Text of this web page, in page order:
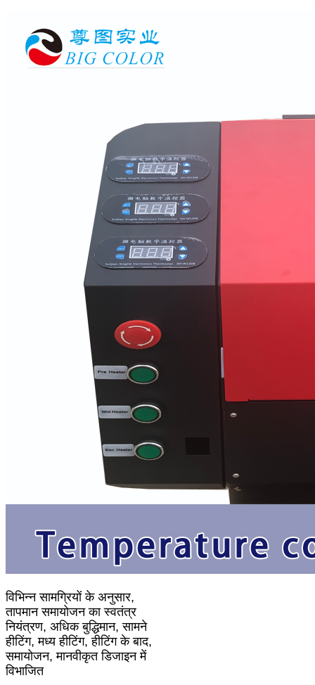
विभिन्न सामग्रियों के अनुसार,
तापमान समायोजन का स्वतंत्र
नियंत्रण, अधिक बुद्धिमान, सामने
हीटिंग, मध्य हीटिंग, हीटिंग के बाद,
समायोजन, मानवीकृत डिजाइन में
विभाजित